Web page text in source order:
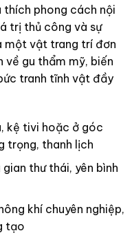
thích phong cách nội
trị thủ công và sự
một vật trang trí đơn
về gu thẩm mỹ, biến
tranh tĩnh vật đầy
kệ tivi hoặc ở góc
trọng, thanh lịch
thư thái, yên bình
khí chuyên nghiệp,
tạo